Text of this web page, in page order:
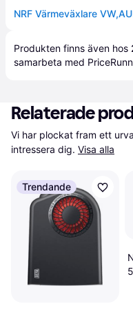
Produkten finns även hos
samarbeta med
Relaterade
Vi har plockat fram ett
intressera dig. Visa alla
Trendande